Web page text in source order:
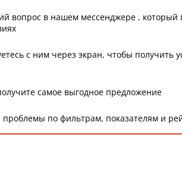
вопрос в нашем мессенджере ,
с ним через экран, чтобы получить
самое выгодное предложение
по фильтрам, показателям и